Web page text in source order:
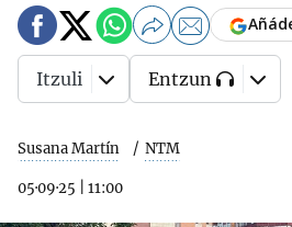
Susana Martín NTM
05·09·25 11:00
Itzuli Entzun